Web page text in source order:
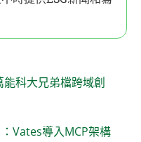
科大兄弟檔跨域創
Vates導入MCP架構